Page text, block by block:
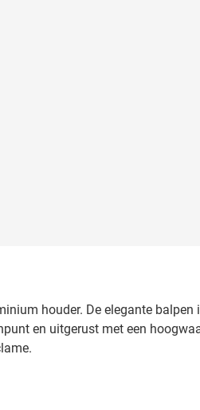
houder. De elegante
en uitgerust met een